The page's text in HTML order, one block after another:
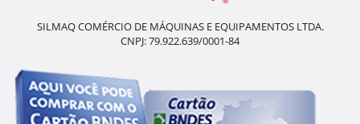
SILMAQ COMÉRCIO DE MÁQUINAS E EQUIPAMENTOS LTDA.
CNPJ: 79.922.639/0001-84